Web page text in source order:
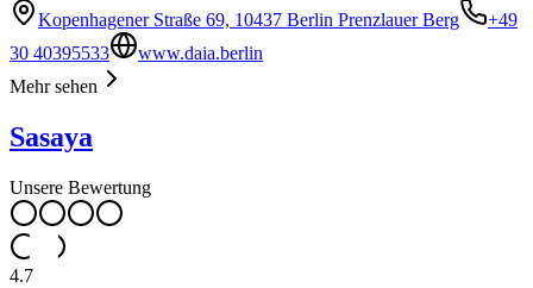
Kopenhagener Straße 69, 10437 Berlin Prenzlauer Berg
+49
30 40395533
www.daia.berlin
Mehr sehen
Sasaya
Unsere Bewertung
4.7